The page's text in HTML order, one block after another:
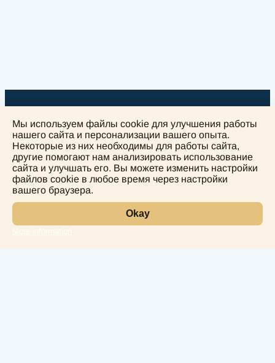
+
Мы используем файлы cookie для улучшения работы
нашего сайта и персонализации вашего опыта.
Некоторые из них необходимы для работы сайта,
другие помогают нам анализировать использование
сайта и улучшать его. Вы можете изменить настройки
файлов cookie в любое время через настройки
вашего браузера.
Okay
More information